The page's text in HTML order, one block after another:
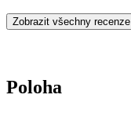
Zobrazit všechny recenze
Poloha